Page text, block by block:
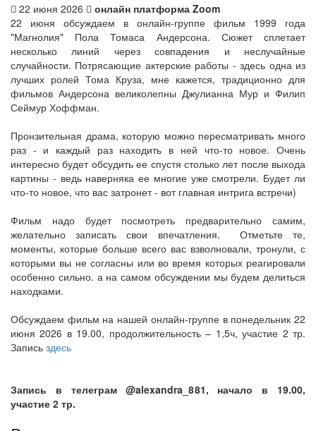
22 июня 2026
онлайн платформа Zoom
22 июня обсуждаем в онлайн-группе фильм 1999 года
"Магнолия" Пола Томаса Андерсона. Сюжет сплетает
несколько линий через совпадения и неслучайные
случайности. Потрясающие актерские работы - здесь одна из
лучших ролей Тома Круза, мне кажется, традиционно для
фильмов Андерсона великолепны Джулианна Мур и Филип
Сеймур Хоффман.
Пронзительная драма, которую можно пересматривать много
раз - и каждый раз находить в ней что-то новое. Очень
интересно будет обсудить ее спустя столько лет после выхода
картины - ведь наверняка ее многие уже смотрели. Будет ли
что-то новое, что вас затронет - вот главная интрига встречи)
Фильм надо будет посмотреть предварительно самим,
желательно записать свои впечатления. Отметьте те,
моменты, которые больше всего вас взволновали, тронули, с
которыми вы не согласны или во время которых реагировали
особенно сильно. а на самом обсуждении мы будем делиться
находками.
Обсуждаем фильм на нашей онлайн-группе в понедельник 22
июня 2026 в 19.00, продолжительность – 1,5ч, участие 2 тр.
Запись здесь
Запись в телеграм @alexandra_881, начало в 19.00,
участие 2 тр.